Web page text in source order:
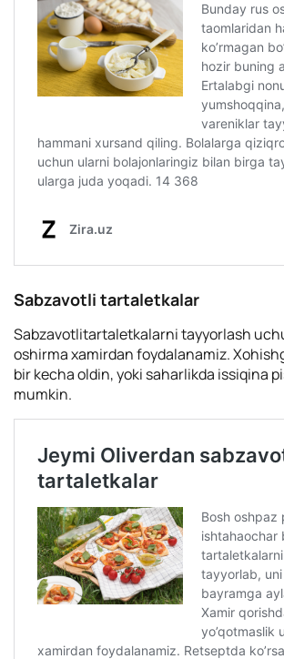
Sabzavotli tartaletkalar
Sabzavotlitartaletkalarni tayyorlash
oshirma xamirdan foydalanamiz.
bir kecha oldin, yoki saharlikda issiqina
mumkin.